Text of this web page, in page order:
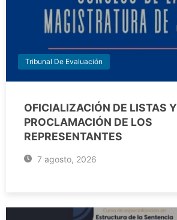
Tribunal De Evaluación
OFICIALIZACIÓN DE LISTAS Y
PROCLAMACIÓN DE LOS
REPRESENTANTES
7 agosto, 2026